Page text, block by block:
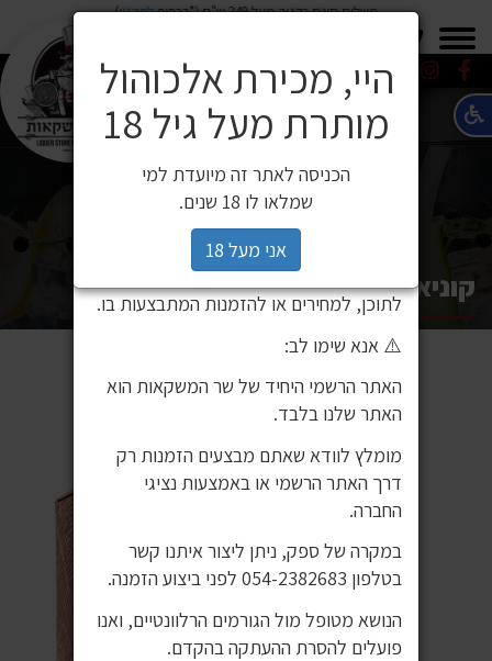
משלוח חינם בקניה מעל 249 ש"ח (*בכפוף לתקנון)
קוניאק גודה 700 מ"ל VSOP כשר
⚠️ הודעה חשובה ללקוחותינו
לאחרונה זיהינו כי גורם חיצוני העתיק את
בהם שימוש ללא אישור. מדובר באתר שאינו
שייך לחברת שר המשקאות, ואיננו אחראים
לתוכן, למחירים או להזמנות המתבצעות בו.
⚠️ אנא שימו לב:
האתר הרשמי היחיד של שר המשקאות הוא
האתר שלנו בלבד.
מומלץ לוודא שאתם מבצעים הזמנות רק
דרך האתר הרשמי או באמצעות נציגי
החברה.
במקרה של ספק, ניתן ליצור איתנו קשר
בטלפון 054-2382683 לפני ביצוע הזמנה.
הנושא מטופל מול הגורמים הרלוונטיים, ואנו
פועלים להסרת ההעתקה בהקדם.
היי, מכירת אלכוהול
מותרת מעל גיל 18
הכניסה לאתר זה מיועדת למי
שמלאו לו 18 שנים.
אני מעל 18